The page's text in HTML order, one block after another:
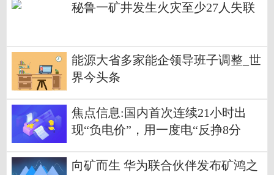
秘鲁一矿井发生火灾至少27人失联
能源大省多家能企领导班子调整_世
界今头条
焦点信息:国内首次连续21小时出
现“负电价”，用一度电“反挣8分
向矿而生 华为联合伙伴发布矿鸿之